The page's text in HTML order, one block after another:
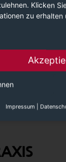
und
IT-Infrastruktur
von Standards
und Plugins)
Klicken
zu
Impressum